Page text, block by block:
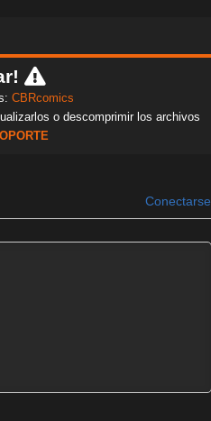
CBRcomics
o descomprimir los archivos
Conectarse